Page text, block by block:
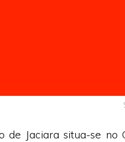
de Jaciara situa-se